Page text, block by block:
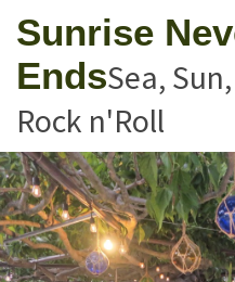
Sunrise
EndsSea,
Rock n'Roll